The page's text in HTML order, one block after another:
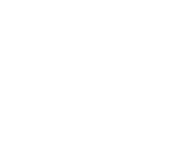
véhicule acheté en France,
délais contractuels.
À PRÉVOIR EN
DU COURTIER ?
les éventuels frais de
(rare pour les véhicules
Tout est